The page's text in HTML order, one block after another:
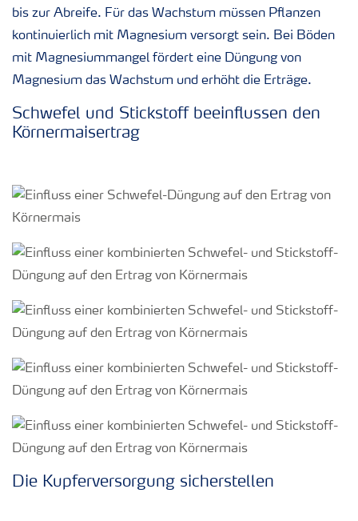
bis zur Abreife. Für das Wachstum müssen Pflanzen
kontinuierlich mit Magnesium versorgt sein. Bei Böden
mit Magnesiummangel fördert eine Düngung von
Magnesium das Wachstum und erhöht die Erträge.
Schwefel und Stickstoff beeinflussen den
Körnermaisertrag
Die Kupferversorgung sicherstellen